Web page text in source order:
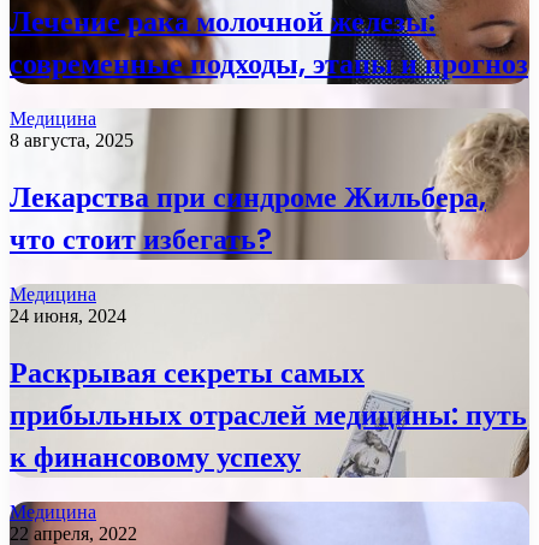
Лечение рака молочной железы:
современные подходы, этапы и прогноз
Медицина
8 августа, 2025
Лекарства при синдроме Жильбера,
что стоит избегать?
Медицина
24 июня, 2024
Раскрывая секреты самых
прибыльных отраслей медицины: путь
к финансовому успеху
Медицина
22 апреля, 2022